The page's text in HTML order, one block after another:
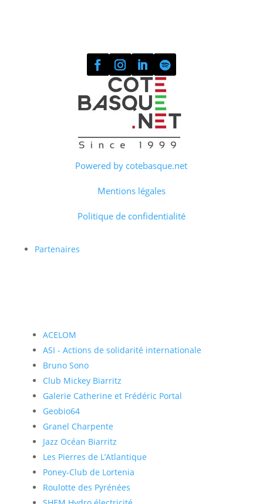
Powered by cotebasque.net
Mentions légales
Politique de confidentialité
Partenaires
ACELOM
ASI - Actions de solidarité internationale
Bruno Sono
Club Mickey Biarritz
Galerie Catherine et Frédéric Portal
Geobio64
Granel Charpente
Jazz Océan Biarritz
Les Pierres de L’Atlantique
Poney-Club de Lortenia
Roulotte des Pyrénées